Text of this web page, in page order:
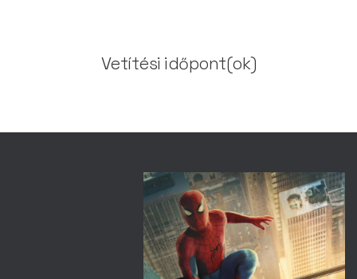
Vetítési időpont(ok)